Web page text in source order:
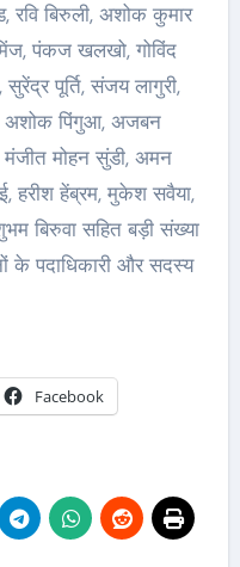
बिरुली, अशोक कुमार
पंकज खलखो, गोविंद
पूर्ति, संजय लागुरी,
अशोक पिंगुआ, अजबन
मंजीत मोहन सुंडी, अमन
हरीश हेंब्रम, मुकेश सवैया,
बिरुवा सहित बड़ी संख्या
के पदाधिकारी और सदस्य
Facebook